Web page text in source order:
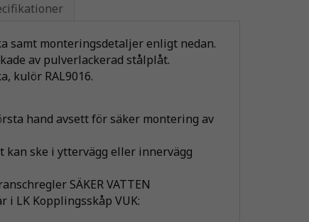
samt monteringsdetaljer enligt nedan.
av pulverlackerad stålplåt.
kulör RAL9016.
hand avsett för säker montering av
kan ske i yttervägg eller innervägg
SÄKER VATTEN
LK Kopplingsskåp VUK: